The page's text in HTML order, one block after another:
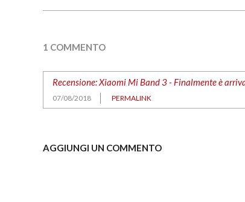
1 COMMENTO
Recensione: Xiaomi Mi Band 3 - Finalmente è
07/08/2018 PERMALINK
AGGIUNGI UN COMMENTO